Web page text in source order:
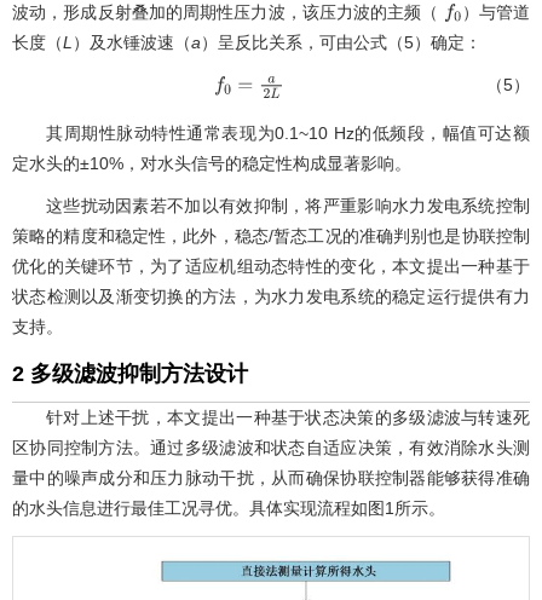
波动，形成反射叠加的周期性压力波，该压力波的主频（
f0
）与管道
长度（L ）及水锤波速（a）呈反比关系，可由公式（5） 确定：
f0=a2 （5）
其周期性脉动特性通常表现为0.1~10 Hz的低频段，幅值可达额
定水头的±10%，对水头信号的稳定性构成显著影响。
这些扰动因素若不加以有效抑制，将严重影响水力发电系统控制
策略的精度和稳定性，此外，稳态/暂态工况的准确判别也是协联控制
优化的关键环节，为了适应机组动态特性的变化，本文提出一种基于
状态检测以及渐变切换的方法，为水力发电系统的稳定运行提供有力
支持。
2 多级滤波抑制方法设计
针对上述干扰，本文提出一种基于状态决策的多级滤波与转速死
区协同控制方法。通过多级滤波和状态自适应决策，有效消除水头测
量中的噪声成分和压力脉动干扰，从而确保协联控制器能够获得准确
的水头信息进行最佳工况寻优。具体实现流程如图1 所示。